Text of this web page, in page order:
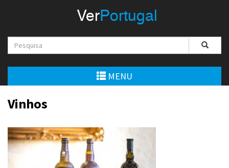
Empreendedorismo
Construção e Imobiliário
Cultura e Educação
VerPortugal
MENU
Vinhos